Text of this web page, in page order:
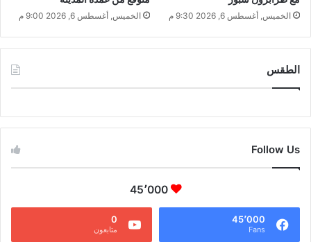
الخميس, أغسطس 6, 2026 9:30 م الخميس, أغسطس 6, 2026 9:00 م
الطقس
Follow Us
45٬000
45٬000
Fans
0
متابعون